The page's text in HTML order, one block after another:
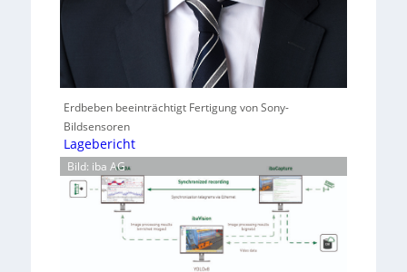
Erdbeben beeinträchtigt Fertigung von Sony-
Bildsensoren
Lagebericht
Bild: iba AG